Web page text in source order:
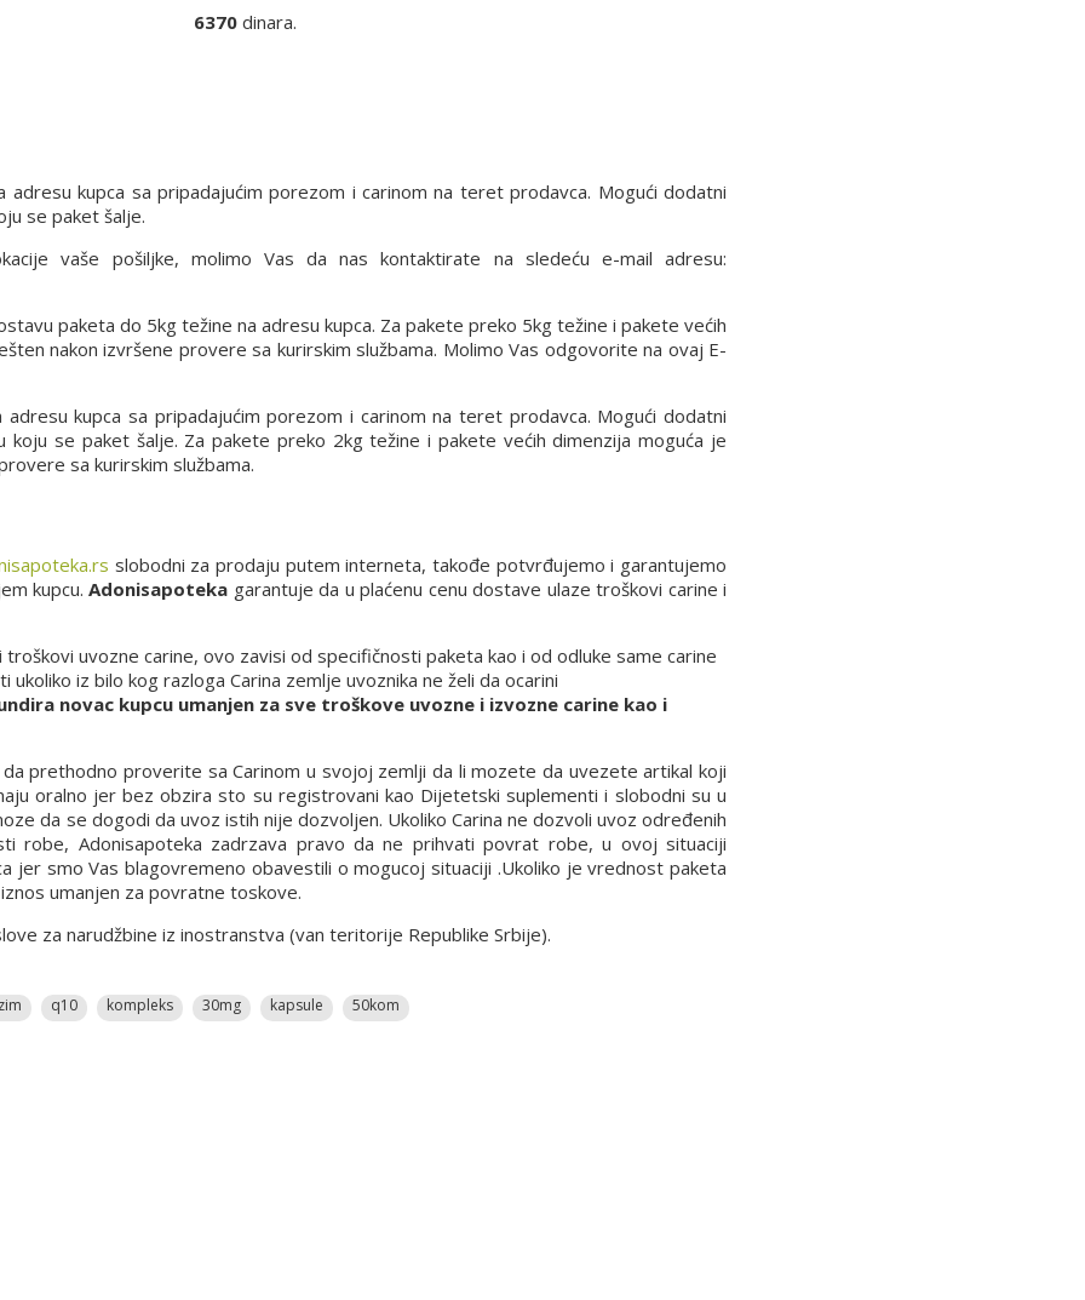
cena poštarine iznosi 6370 dinara.
kupca sa pripadajućim porezom i carinom na teret prodavca. Mogući dodatni
se paket šalje.
vaše pošiljke, molimo Vas da nas kontaktirate na sledeću e-mail adresu:
paketa do 5kg težine na adresu kupca. Za pakete preko 5kg težine i pakete većih
nakon izvršene provere sa kurirskim službama. Molimo Vas odgovorite na ovaj E-
kupca sa pripadajućim porezom i carinom na teret prodavca. Mogući dodatni
se paket šalje. Za pakete preko 2kg težine i pakete većih dimenzija moguća je
sa kurirskim službama.
slobodni za prodaju putem interneta, takođe potvrđujemo i garantujemo
kupcu.Adonisapoteka garantuje da u plaćenu cenu dostave ulaze troškovi carine i
uvozne carine, ovo zavisi od specifičnosti paketa kao i od odluke same carine
iz bilo kog razloga Carina zemlje uvoznika ne želi da ocarini
novac kupcu umanjen za sve troškove uvozne i izvozne carine kao i
prethodno proverite sa Carinom u svojoj zemlji da li mozete da uvezete artikal koji
oralno jer bez obzira sto su registrovani kao Dijetetski suplementi i slobodni su u
da se dogodi da uvoz istih nije dozvoljen. Ukoliko Carina ne dozvoli uvoz određenih
robe, Adonisapoteka zadrzava pravo da ne prihvati povrat robe, u ovoj situaciji
jer smo Vas blagovremeno obavestili o mogucoj situaciji .Ukoliko je vrednost paketa
umanjen za povratne toskove.
za narudžbine iz inostranstva (van teritorije Republike Srbije).
q10 kompleks 30mg kapsule 50kom